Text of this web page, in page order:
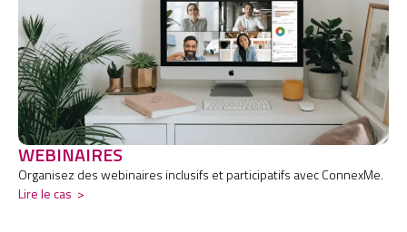
WEBINAIRES
Organisez des webinaires inclusifs et participatifs avec ConnexMe.
Lire le cas >